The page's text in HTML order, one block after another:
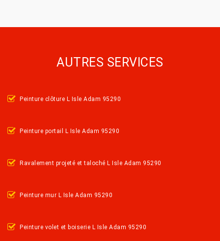
AUTRES SERVICES
Peinture clôture L Isle Adam 95290
Peinture portail L Isle Adam 95290
Ravalement projeté et taloché L Isle Adam 95290
Peinture mur L Isle Adam 95290
Peinture volet et boiserie L Isle Adam 95290